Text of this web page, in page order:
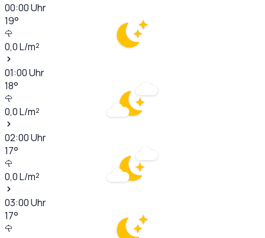
00:00Uhr
19°
0,0L/m²
01:00Uhr
18°
0,0L/m²
02:00Uhr
17°
0,0L/m²
03:00Uhr
17°